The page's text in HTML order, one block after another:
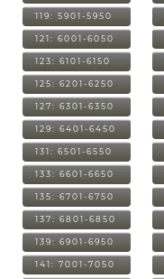
119: 5901-5950
121: 6001-6050
123: 6101-6150
125: 6201-6250
127: 6301-6350
129: 6401-6450
131: 6501-6550
133: 6601-6650
135: 6701-6750
137: 6801-6850
139: 6901-6950
141: 7001-7050